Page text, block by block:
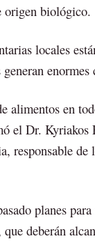
origen biológico.
locales
alimentos en
el Dr. Kyriakos
responsable
planes
deberán